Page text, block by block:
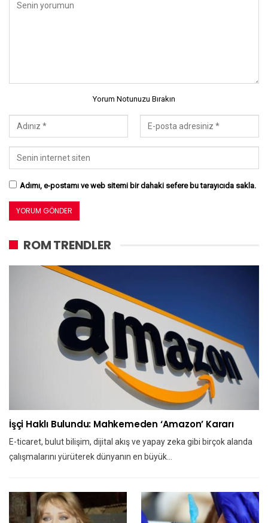
Yorum Notunuzu Bırakın
Adımı, e-postamı ve web sitemi bir dahaki sefere bu tarayıcıda sakla.
ROM TRENDLER
İşçi Haklı Bulundu: Mahkemeden ‘Amazon’ Kararı
E-ticaret, bulut bilişim, dijital akış ve yapay zeka gibi birçok alanda
çalışmalarını yürüterek dünyanın en büyük…